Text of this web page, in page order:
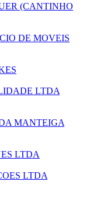
(CANTINHO
DE MOVEIS
LTDA
MANTEIGA
LTDA
LTDA